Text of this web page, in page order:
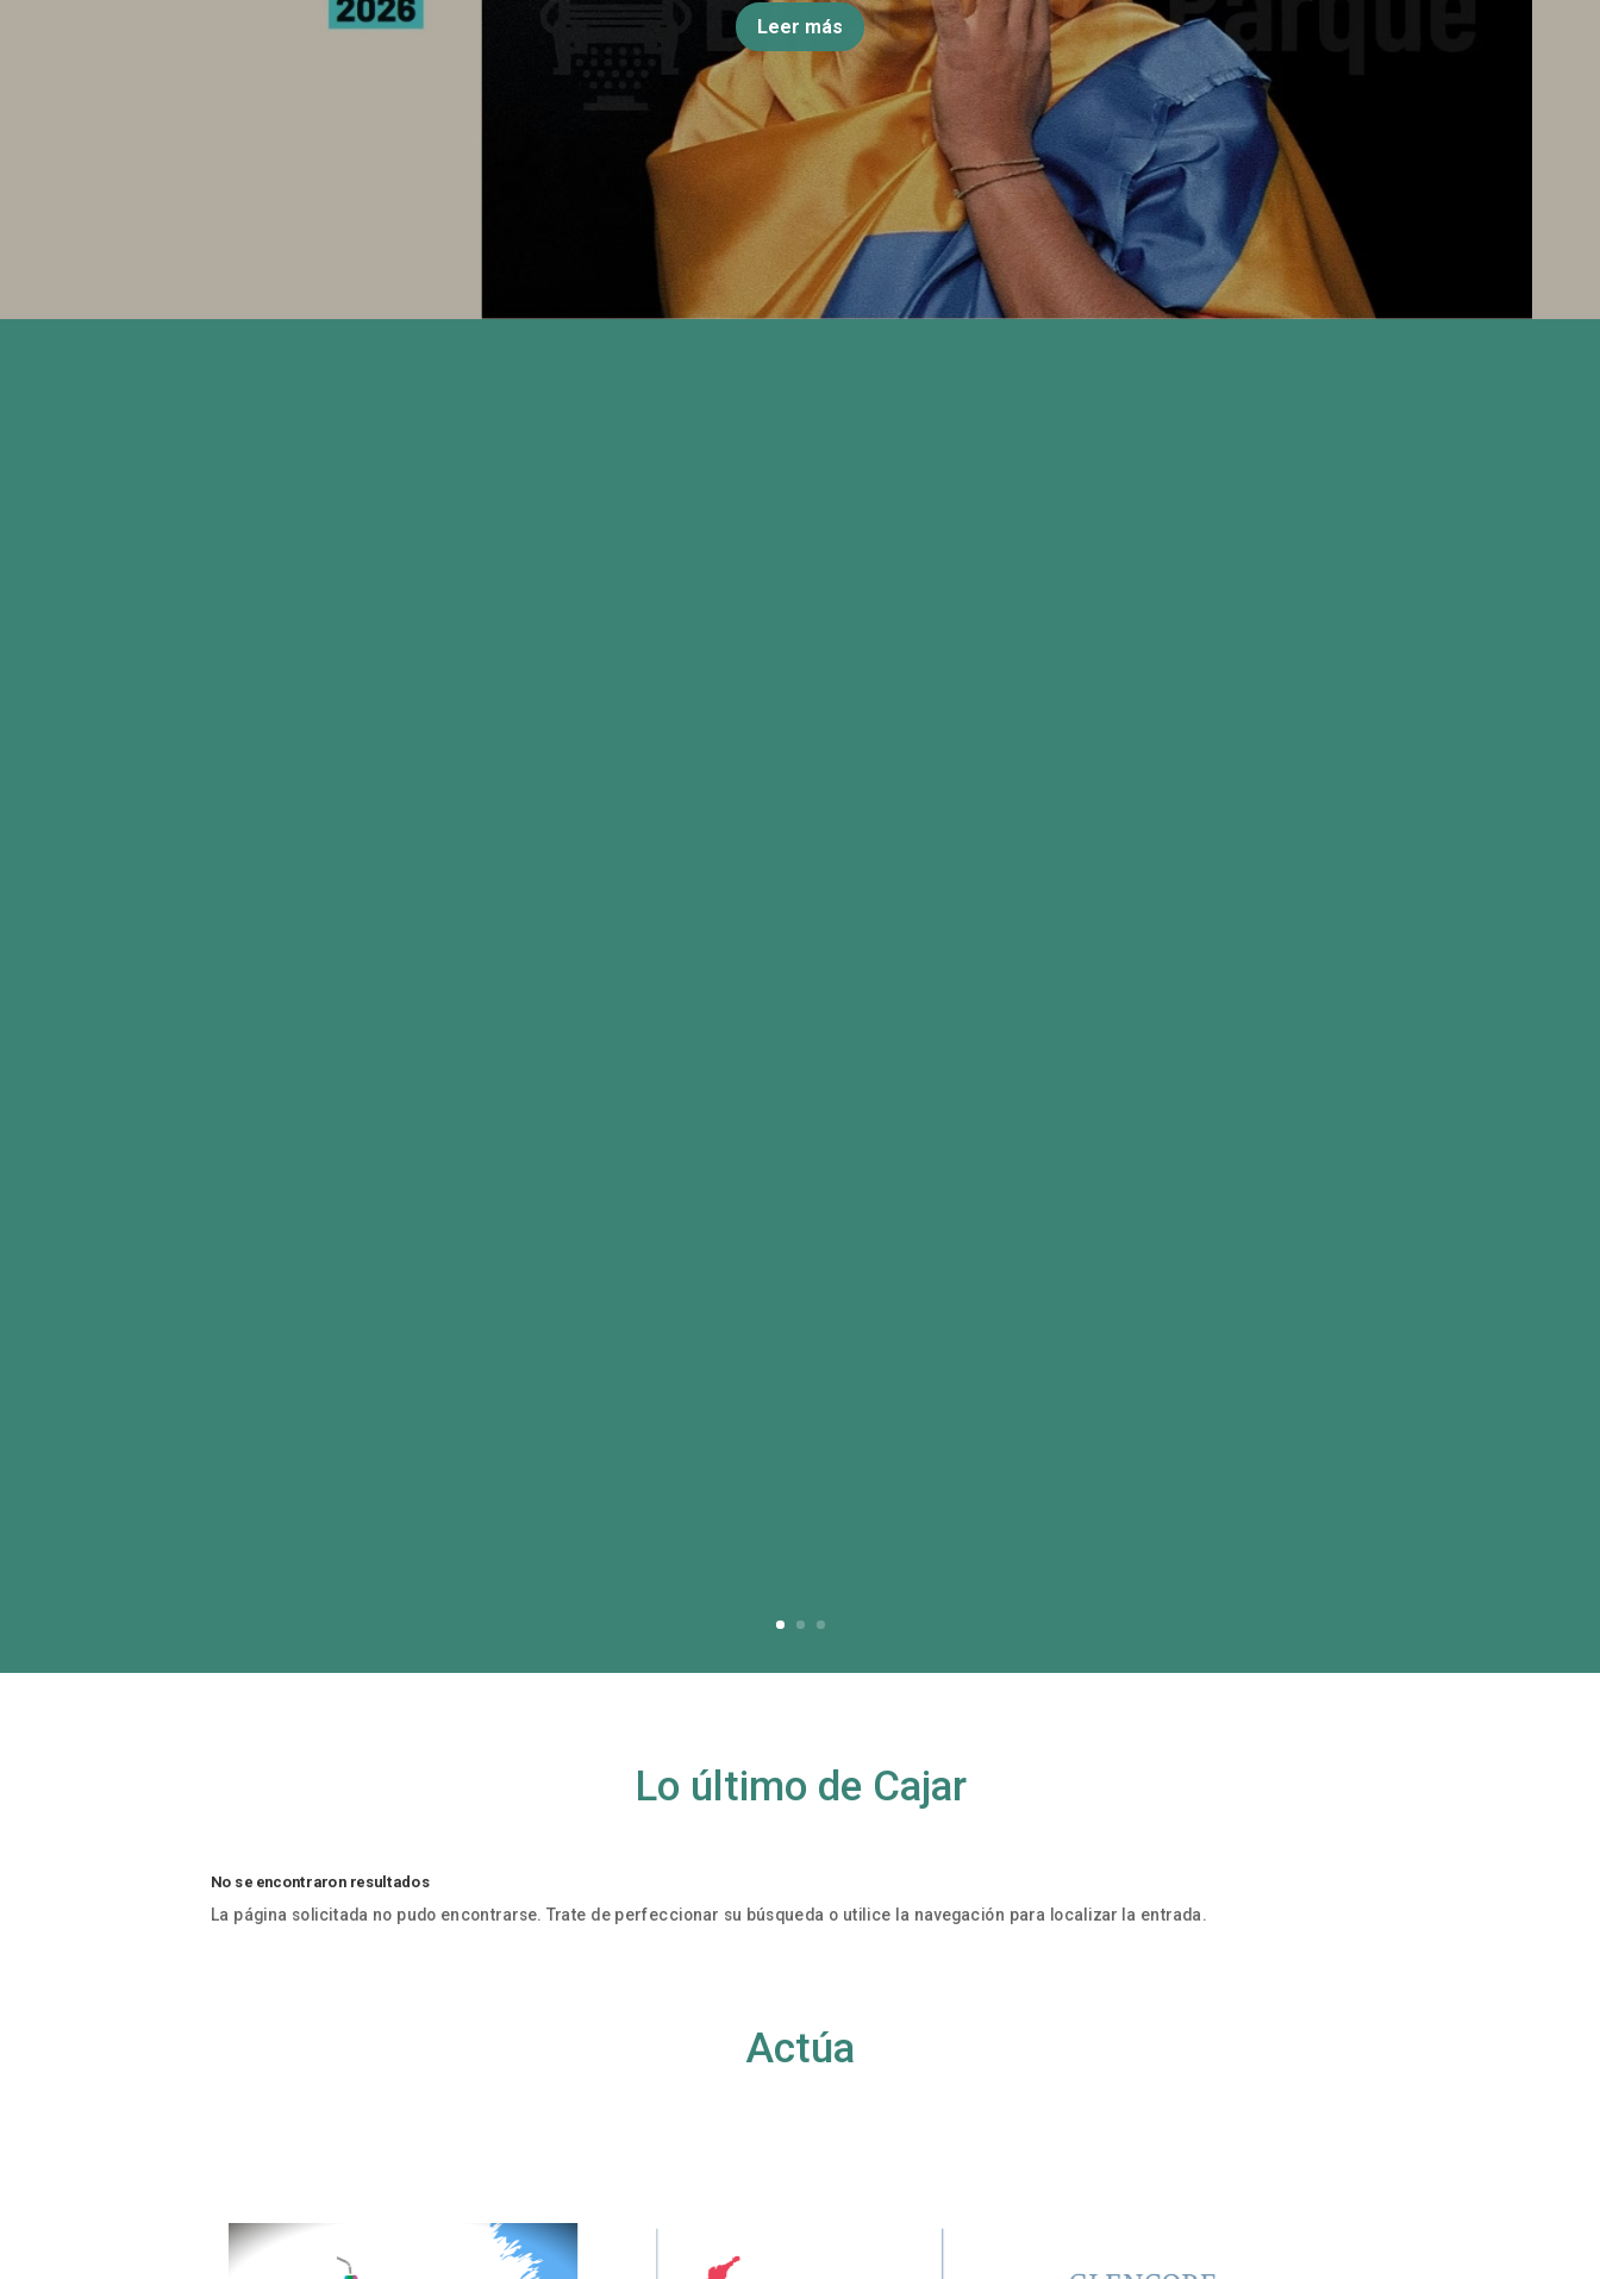
Leer más
Lo último de Cajar
No se encontraron resultados
La página solicitada no pudo encontrarse. Trate de perfeccionar su búsqueda o utilice la navegación para localizar la entrada.
Actúa